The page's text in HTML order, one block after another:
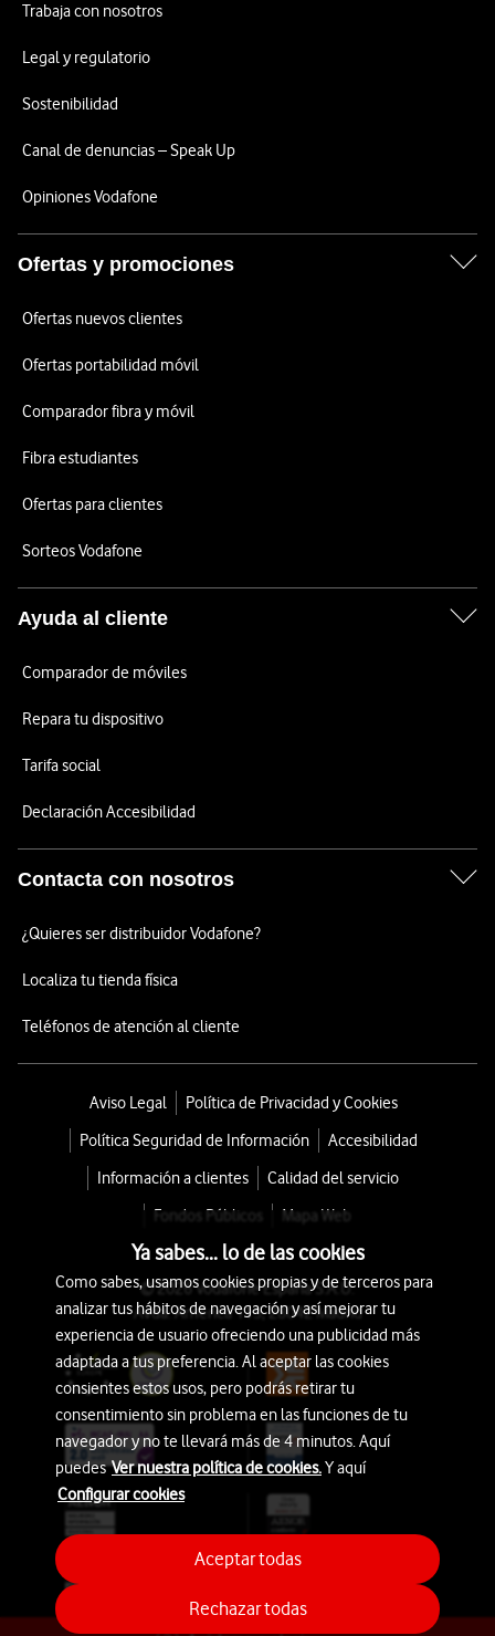
Trabaja con nosotros
Legal y regulatorio
Sostenibilidad
Canal de denuncias – Speak Up
Opiniones Vodafone
Ofertas y promociones
Ofertas nuevos clientes
Ofertas portabilidad móvil
Comparador fibra y móvil
Fibra estudiantes
Ofertas para clientes
Sorteos Vodafone
Ayuda al cliente
Comparador de móviles
Repara tu dispositivo
Tarifa social
Declaración Accesibilidad
Contacta con nosotros
¿Quieres ser distribuidor Vodafone?
Localiza tu tienda física
Teléfonos de atención al cliente
Aviso Legal
Política de Privacidad y Cookies
Política Seguridad de Información
Accesibilidad
Información a clientes
Calidad del servicio
Fondos Públicos
Mapa Web
© 2026 Vodafone España S.A.U.
Avda. América 115, 28042 Madrid
Ya sabes... lo de las cookies
Como sabes, usamos cookies propias y de terceros para
analizar tus hábitos de navegación y así mejorar tu
experiencia de usuario ofreciendo una publicidad más
adaptada a tus preferencia. Al aceptar las cookies
consientes estos usos, pero podrás retirar tu
consentimiento sin problema en las funciones de tu
navegador y no te llevará más de 4 minutos. Aquí
puedesVer nuestra política de cookies.Y aquí
Configurar cookies
Rechazar todas
Aceptar todas